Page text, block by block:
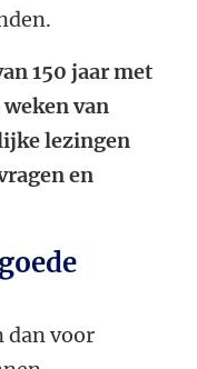
150 jaar met
van
lezingen
en
dan voor